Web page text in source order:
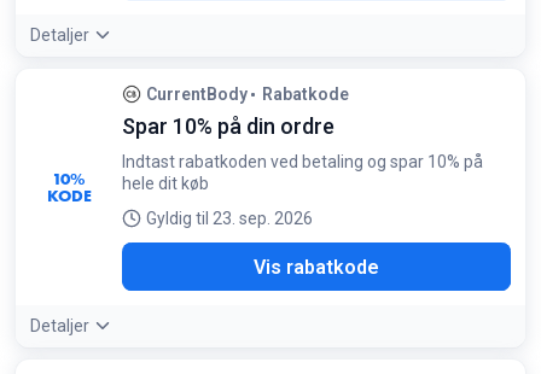
Detaljer
10%
KODE
CurrentBody Rabatkode
Spar 10% på din ordre
Indtast rabatkoden ved betaling og spar 10% på
hele dit køb
Gyldig til 23. sep. 2026
Vis rabatkode
Detaljer